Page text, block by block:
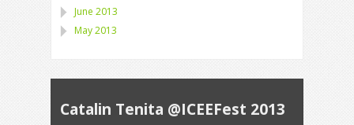
June 2013
May 2013
Catalin Tenita @ICEEFest 2013